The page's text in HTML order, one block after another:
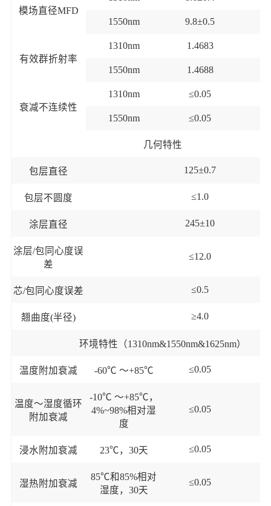
模场直径MFD
1550nm 9.8±0.5
有效群折射率
1310nm 1.4683
1550nm 1.4688
衰减不连续性
1310nm ≤0.05
1550nm ≤0.05
几何特性
包层直径 125±0.7
包层不圆度 ≤1.0
涂层直径 245±10
涂层/包同心度误
差
≤12.0
芯/包同心度误差 ≤0.5
翘曲度(半径) ≥4.0
环境特性（1310nm&1550nm&1625nm）
温度附加衰减 -60℃ ～+85℃ ≤0.05
温度～湿度循环
附加衰减
-10℃ ～+85℃，
4%~98%相对湿
度
≤0.05
浸水附加衰减 23℃，30天 ≤0.05
湿热附加衰减
85℃和85%相对
湿度，30天
≤0.05